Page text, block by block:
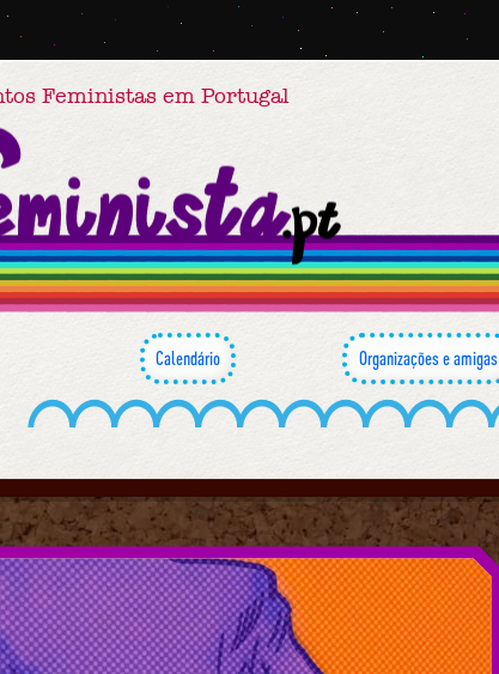
Feministas em Portugal
Calendário Organizações e amigas